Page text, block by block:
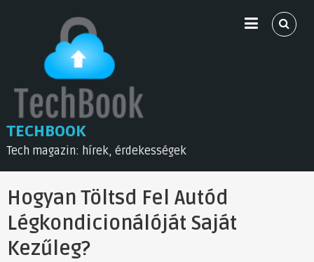
TECHBOOK
Tech magazin: hírek, érdekességek
Hogyan Töltsd Fel Autód
Légkondicionálóját Saját
Kezűleg?